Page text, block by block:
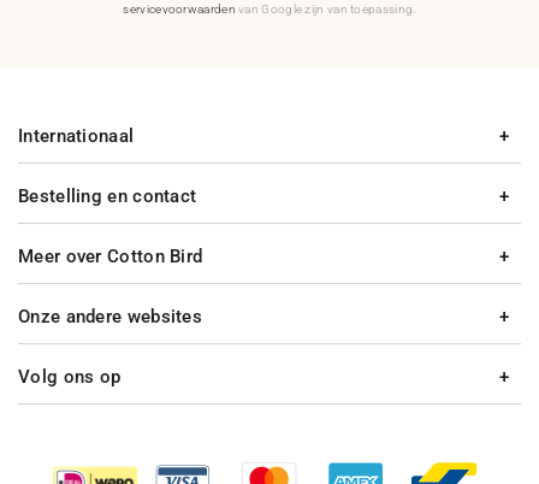
servicevoorwaarden van Google zijn van toepassing.
Bestelling en contact
Meer over Cotton Bird
Internationaal
Onze andere websites
Volg ons op